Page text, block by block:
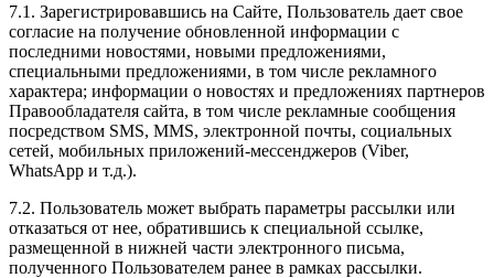
7.1. Зарегистрировавшись на Сайте, Пользователь дает свое
согласие на получение обновленной информации с
последними новостями, новыми предложениями,
специальными предложениями, в том числе рекламного
характера; информации о новостях и предложениях партнеров
Правообладателя сайта, в том числе рекламные сообщения
посредством SMS, MMS, электронной почты, социальных
сетей, мобильных приложений-мессенджеров (Viber,
WhatsApp и т.д.).
7.2. Пользователь может выбрать параметры рассылки или
отказаться от нее, обратившись к специальной ссылке,
размещенной в нижней части электронного письма,
полученного Пользователем ранее в рамках рассылки.